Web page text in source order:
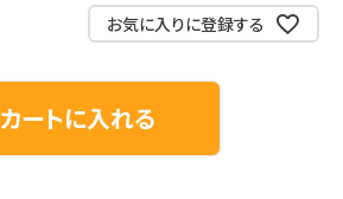
お気に入りに登録する
カートに入れる